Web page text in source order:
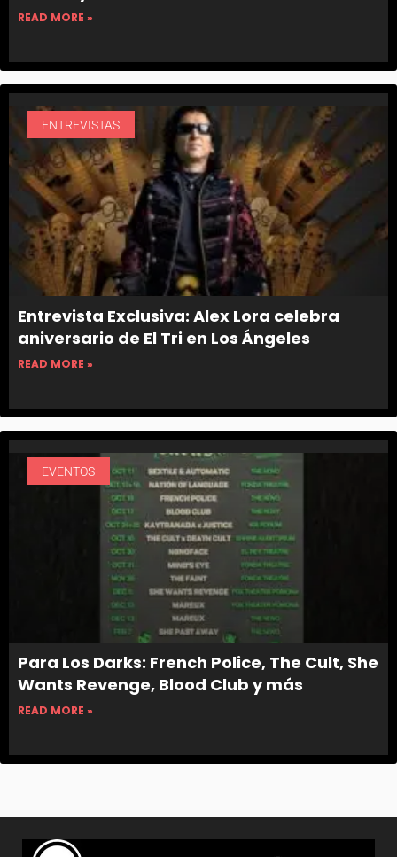
READ MORE »
ENTREVISTAS
Entrevista Exclusiva: Alex Lora celebra
aniversario de El Tri en Los Ángeles
READ MORE »
EVENTOS
Para Los Darks: French Police, The Cult, She
Wants Revenge, Blood Club y más
READ MORE »